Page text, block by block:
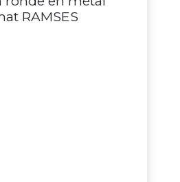
RAMSES